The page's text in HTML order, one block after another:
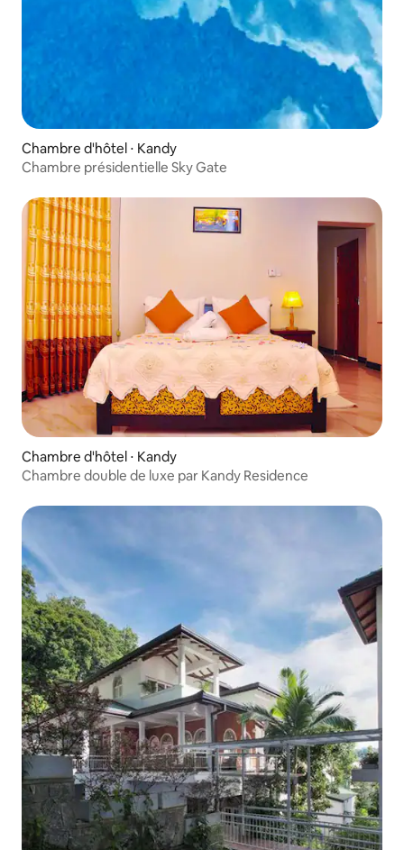
Chambre d'hôtel ⋅ Kandy
Chambre présidentielle Sky Gate
Chambre d'hôtel ⋅ Kandy
Chambre double de luxe par Kandy Residence